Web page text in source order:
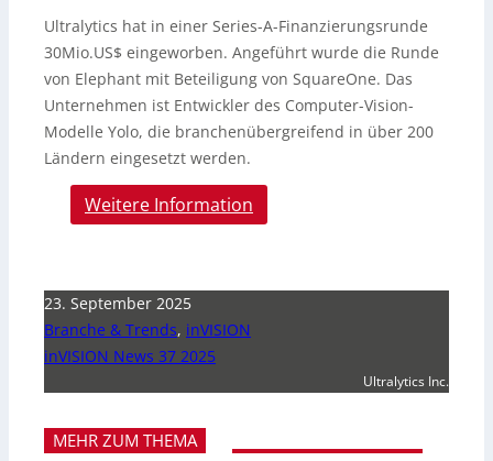
Ultralytics hat in einer Series-A-Finanzierungsrunde
30Mio.US$ eingeworben. Angeführt wurde die Runde
von Elephant mit Beteiligung von SquareOne. Das
Unternehmen ist Entwickler des Computer-Vision-
Modelle Yolo, die branchenübergreifend in über 200
Ländern eingesetzt werden.
Weitere Information
23. September 2025
Branche & Trends, inVISION
inVISION News 37 2025
Ultralytics Inc.
MEHR ZUM THEMA